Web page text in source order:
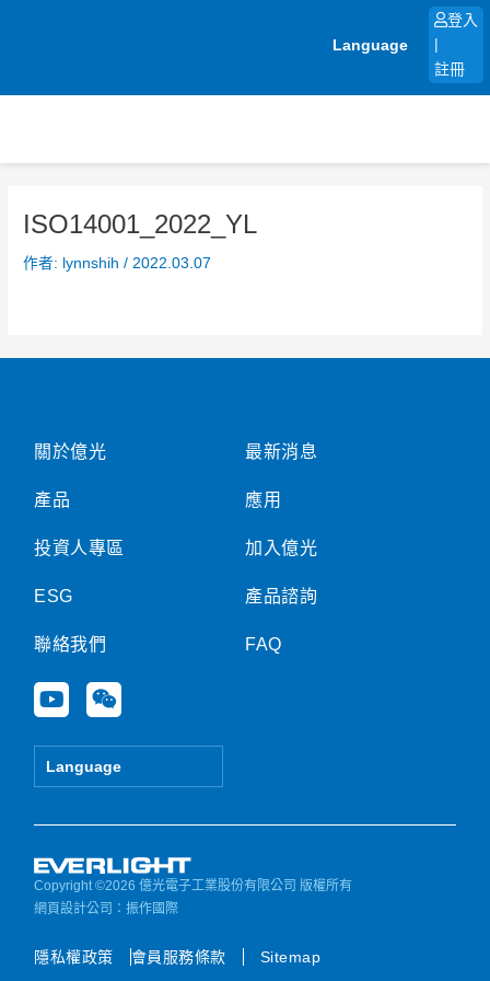
Language
登入
註冊
ISO14001_2022_YL
作者: lynnshih/ 2022.03.07
關於億光
產品
投資人專區
ESG
聯絡我們
Y
o
u
e
W
e
i
Language
最新消息
應用
加入億光
產品諮詢
FAQ
Copyright ©2026 億光電子工業股份有限公司 版權所有
網頁設計公司 ：振作國際
隱私權政策 會員服務條款 Sitemap